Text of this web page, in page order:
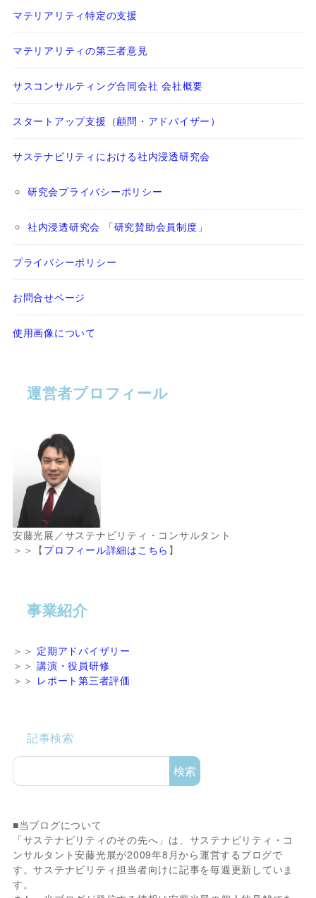
マテリアリティ特定の支援
マテリアリティの第三者意見
サスコンサルティング合同会社 会社概要
スタートアップ支援（顧問・アドバイザー）
サステナビリティにおける社内浸透研究会
研究会プライバシーポリシー
社内浸透研究会 「研究賛助会員制度」
プライバシーポリシー
お問合せページ
使用画像について
運営者プロフィール
安藤光展／サステナビリティ・コンサルタント
＞＞【 プロフィール詳細はこちら 】
事業紹介
＞＞ 定期アドバイザリー
＞＞講演・役員研修
＞＞ レポート第三者評価
記事検索
検索
■当ブログについて
「サステナビリティのその先へ」は、サステナビリティ・コ
ンサルタント安藤光展が2009年8月から運営するブログで
す。サステナビリティ担当者向けに記事を毎週更新していま
す。